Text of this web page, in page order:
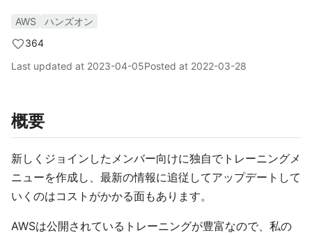
AWS
ハンズオン
364
Last updated at 2023-04-05Posted at 2022-03-28
概要
新しくジョインしたメンバー向けに独自でトレーニングメ
ニューを作成し、最新の情報に追従してアップデートして
いくのはコストがかかる面もあります。
AWSは公開されているトレーニングが豊富なので、私の